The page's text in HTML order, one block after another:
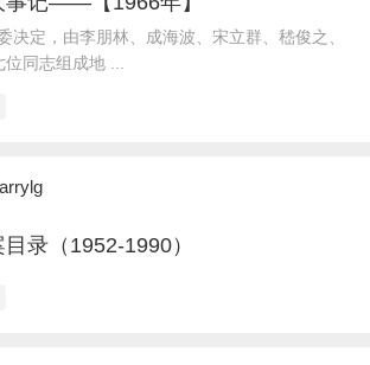
决定，由李朋林、成海波、宋立群、嵇俊之、
同志组成地 ...
录（1952-1990）